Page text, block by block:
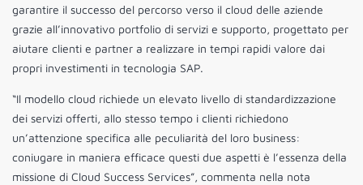
garantire il successo del percorso verso il cloud delle aziende
grazie all’innovativo portfolio di servizi e supporto, progettato per
aiutare clienti e partner a realizzare in tempi rapidi valore dai
propri investimenti in tecnologia SAP.
“Il modello cloud richiede un elevato livello di standardizzazione
dei servizi offerti, allo stesso tempo i clienti richiedono
un’attenzione specifica alle peculiarità del loro business:
coniugare in maniera efficace questi due aspetti è l’essenza della
missione di Cloud Success Services”, commenta nella nota